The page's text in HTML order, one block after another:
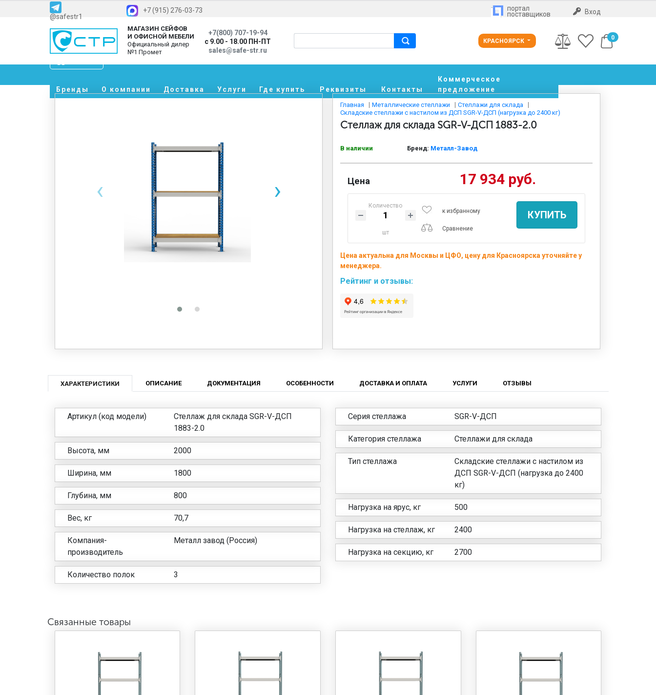
@safestr1
+7 (915) 276-03-73 портал
поставщиков Вход
МАГАЗИН СЕЙФОВ
И ОФИСНОЙ МЕБЕЛИ
Официальный дилер
№1 Промет
+7(800) 707-19-94
с 9.00 - 18.00 ПН-ПТ
sales@safe-str.ru
КРАСНОЯРСК 0
Бренды О компании Доставка Услуги Где купить Реквизиты Контакты
Коммерческое
предложение
‹ ›
Главная Металлические стеллажи
Стеллажи для склада
Складские стеллажи с настилом из ДСП SGR-V-ДСП (нагрузка до 2400 кг)
Стеллаж для склада SGR-V-ДСП 1883-2.0
В наличии Бренд: Металл-Завод
Цена 17 934 руб.
Количество
шт
к избранному
Сравнение
КУПИТЬ
Цена актуальна для Москвы и ЦФО, цену для Красноярска уточняйте у
менеджера.
Рейтинг и отзывы:
ХАРАКТЕРИСТИКИ ОПИСАНИЕ ДОКУМЕНТАЦИЯ ОСОБЕННОСТИ ДОСТАВКА И ОПЛАТА УСЛУГИ ОТЗЫВЫ
Артикул (код модели)
Стеллаж для склада SGR-V-ДСП
1883-2.0
Высота, мм 2000
Ширина, мм 1800
Глубина, мм 800
Вес, кг 70,7
Компания-
производитель
Металл завод (Россия)
Количество полок 3
Серия стеллажа SGR-V-ДСП
Категория стеллажа Стеллажи для склада
Тип стеллажа
Складские стеллажи с настилом из
ДСП SGR-V-ДСП (нагрузка до 2400
кг)
Нагрузка на ярус, кг 500
Нагрузка на стеллаж, кг 2400
Нагрузка на секцию, кг 2700
Связанные товары